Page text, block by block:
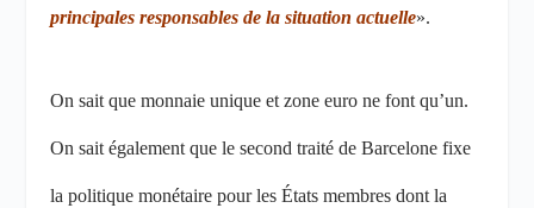
principales responsables de la situation actuelle».
On sait que monnaie unique et zone euro ne font qu’un.
On sait également que le second traité de Barcelone fixe
la politique monétaire pour les États membres dont la